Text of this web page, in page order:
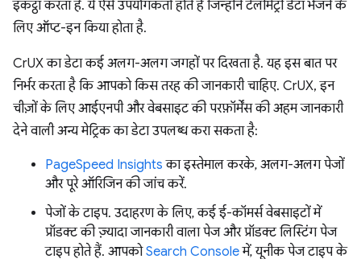
इकट्ठा करता है. ये ऐसे उपयोगकर्ता होते हैं जिन्होंने टेलीमेट्री डेटा भेजने के
लिए ऑप्ट-इन किया होता है.
CrUX का डेटा कई अलग-अलग जगहों पर दिखता है. यह इस बात पर
निर्भर करता है कि आपको किस तरह की जानकारी चाहिए. CrUX, इन
चीज़ों के लिए आईएनपी और वेबसाइट की परफ़ॉर्मेंस की अहम जानकारी
देने वाली अन्य मेट्रिक का डेटा उपलब्ध करा सकता है:
PageSpeed Insights का इस्तेमाल करके, अलग-अलग पेजों
और पूरे ऑरिजिन की जांच करें.
पेजों के टाइप. उदाहरण के लिए, कई ई-कॉमर्स वेबसाइटों में
प्रॉडक्ट की ज़्यादा जानकारी वाला पेज और प्रॉडक्ट लिस्टिंग पेज
टाइप होते हैं. आपकोSearch Consoleमें, यूनीक पेज टाइप के